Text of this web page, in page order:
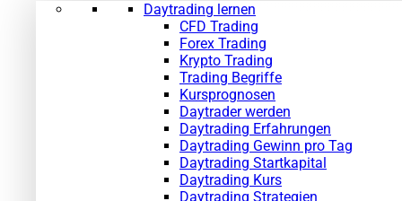
Daytrading lernen
CFD Trading
Forex Trading
Krypto Trading
Trading Begriffe
Kursprognosen
Daytrader werden
Daytrading Erfahrungen
Daytrading Gewinn pro Tag
Daytrading Startkapital
Daytrading Kurs
Daytrading Strategien